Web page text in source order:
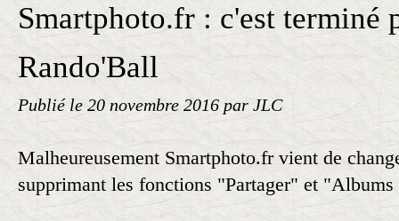
Smartphoto.fr : c'est terminé
Rando'Ball
Publié le 20 novembre 2016 par JLC
Malheureusement Smartphoto.fr vient de
supprimant les fonctions "Partager" et "Albums